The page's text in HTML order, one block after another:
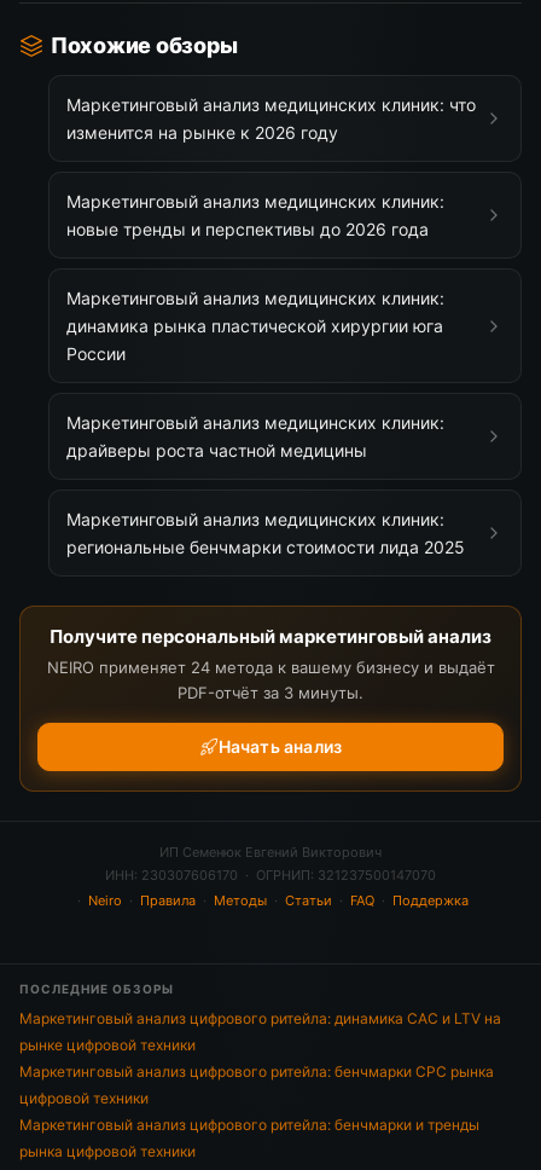
Похожие обзоры
Маркетинговый анализ медицинских клиник: что
изменится на рынке к 2026 году
Маркетинговый анализ медицинских клиник:
новые тренды и перспективы до 2026 года
Маркетинговый анализ медицинских клиник:
динамика рынка пластической хирургии юга
России
Маркетинговый анализ медицинских клиник:
драйверы роста частной медицины
Маркетинговый анализ медицинских клиник:
региональные бенчмарки стоимости лида 2025
Получите персональный маркетинговый анализ
NEIRO применяет 24 метода к вашему бизнесу и выдаёт
PDF-отчёт за 3 минуты.
Начать анализ
ИП Семенюк Евгений Викторович
ИНН: 230307606170 · ОГРНИП: 321237500147070
· Neiro · Правила· Методы· Статьи · FAQ· Поддержка
ПОСЛЕДНИЕ ОБЗОРЫ
Маркетинговый анализ цифрового ритейла: динамика CAC и LTV на
рынке цифровой техники
Маркетинговый анализ цифрового ритейла: бенчмарки CPC рынка
цифровой техники
Маркетинговый анализ цифрового ритейла: бенчмарки и тренды
рынка цифровой техники